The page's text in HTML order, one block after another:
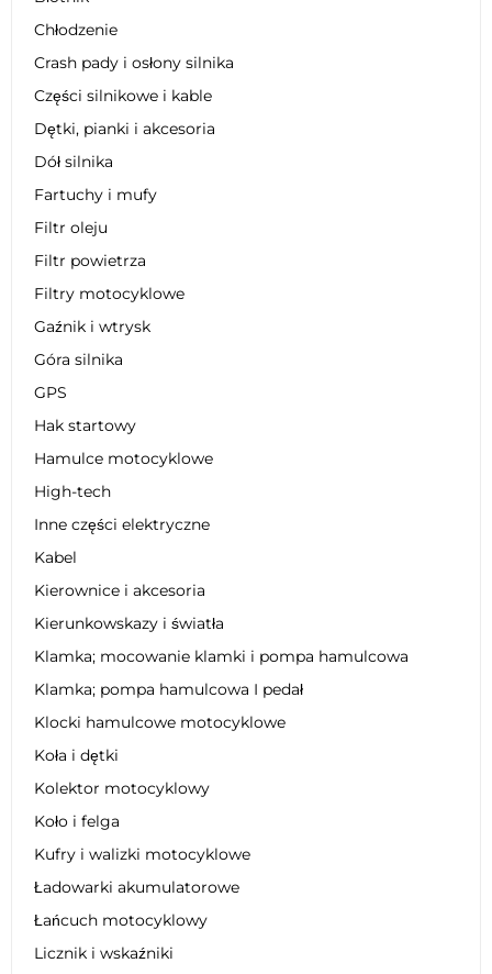
Chłodzenie
Crash pady i osłony silnika
Części silnikowe i kable
Dętki, pianki i akcesoria
Dół silnika
Fartuchy i mufy
Filtr oleju
Filtr powietrza
Filtry motocyklowe
Gaźnik i wtrysk
Góra silnika
GPS
Hak startowy
Hamulce motocyklowe
High-tech
Inne części elektryczne
Kabel
Kierownice i akcesoria
Kierunkowskazy i światła
Klamka; mocowanie klamki i pompa hamulcowa
Klamka; pompa hamulcowa I pedał
Klocki hamulcowe motocyklowe
Koła i dętki
Kolektor motocyklowy
Koło i felga
Kufry i walizki motocyklowe
Ładowarki akumulatorowe
Łańcuch motocyklowy
Licznik i wskaźniki